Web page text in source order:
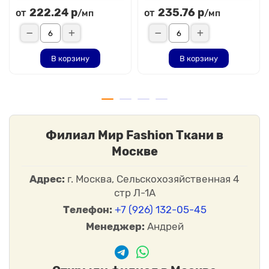
от 222.24 р/мп
В корзину
от 235.76 р/мп
В корзину
Филиал Мир Fashion Ткани в
Москве
Адрес: г. Москва, Сельскохозяйственная 4
стр Л-1А
Телефон: +7 (926) 132-05-45
Менеджер: Андрей